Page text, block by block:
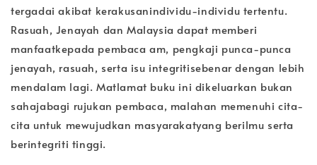
tergadai akibat kerakusanindividu-individu tertentu.
Rasuah, Jenayah dan Malaysia dapat memberi
manfaatkepada pembaca am, pengkaji punca-punca
jenayah, rasuah, serta isu integritisebenar dengan lebih
mendalam lagi. Matlamat buku ini dikeluarkan bukan
sahajabagi rujukan pembaca, malahan memenuhi cita-
cita untuk mewujudkan masyarakatyang berilmu serta
berintegriti tinggi.